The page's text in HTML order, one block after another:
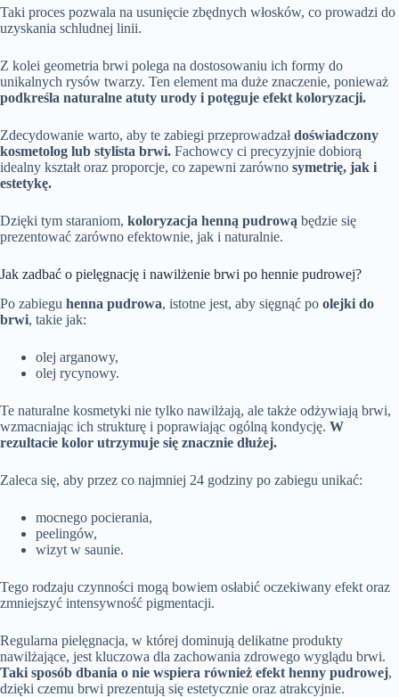
Taki proces pozwala na usunięcie zbędnych włosków, co prowadzi do
uzyskania schludnej linii.
Z kolei geometria brwi polega na dostosowaniu ich formy do
unikalnych rysów twarzy. Ten element ma duże znaczenie, ponieważ
podkreśla naturalne atuty urody i potęguje efekt koloryzacji.
Zdecydowanie warto, aby te zabiegi przeprowadzałdoświadczony
kosmetolog lub stylista brwi. Fachowcy ci precyzyjnie dobiorą
idealny kształt oraz proporcje, co zapewni zarówno symetrię, jak i
estetykę.
Dzięki tym staraniom, koloryzacja henną pudrową będzie się
prezentować zarówno efektownie, jak i naturalnie.
Jak zadbać o pielęgnację i nawilżenie brwi po hennie pudrowej?
Po zabiegu henna pudrowa, istotne jest, aby sięgnąć po olejki do
brwi, takie jak:
olej arganowy,
olej rycynowy.
Te naturalne kosmetyki nie tylko nawilżają, ale także odżywiają brwi,
wzmacniając ich strukturę i poprawiając ogólną kondycję. W
rezultacie kolor utrzymuje się znacznie dłużej.
Zaleca się, aby przez co najmniej 24 godziny po zabiegu unikać:
mocnego pocierania,
peelingów,
wizyt w saunie.
Tego rodzaju czynności mogą bowiem osłabić oczekiwany efekt oraz
zmniejszyć intensywność pigmentacji.
Regularna pielęgnacja, w której dominują delikatne produkty
nawilżające, jest kluczowa dla zachowania zdrowego wyglądu brwi.
Taki sposób dbania o nie wspiera również efekt henny pudrowej,
dzięki czemu brwi prezentują się estetycznie oraz atrakcyjnie.